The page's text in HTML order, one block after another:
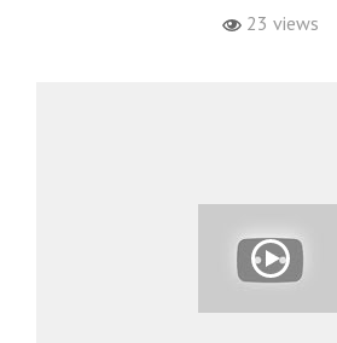
23 views